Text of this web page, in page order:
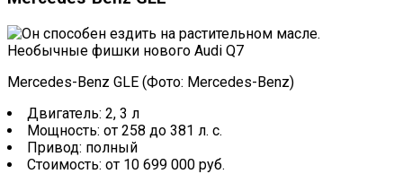
Mercedes-Benz GLE (Фото: Mercedes-Benz)
Двигатель: 2, 3 л
Мощность: от 258 до 381 л. с.
Привод: полный
Стоимость: от 10 699 000 руб.